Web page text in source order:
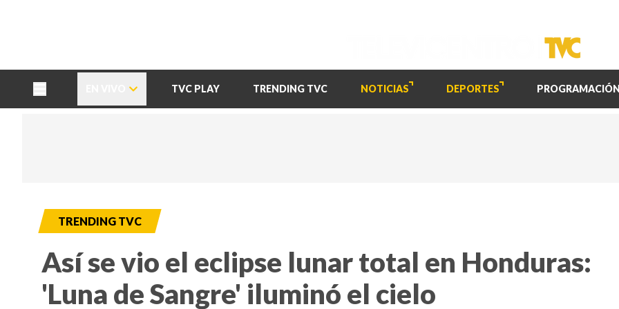
TVC PLAY TRENDING TVC NOTICIAS DEPORTES PROGRAMACIÓN
TRENDING TVC
Así se vio el eclipse lunar total en Honduras:
'Luna de Sangre' iluminó el cielo